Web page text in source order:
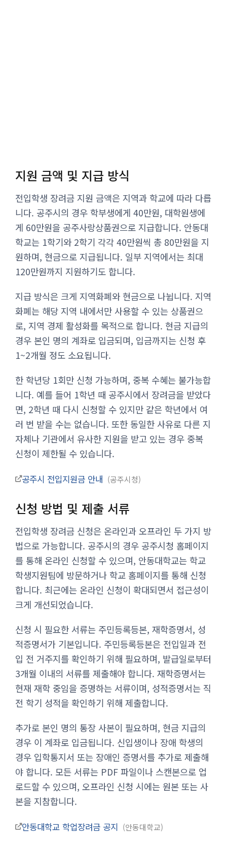
지원 금액 및 지급 방식
전입학생 장려금 지원 금액은 지역과 학교에 따라 다릅
니다. 공주시의 경우 학부생에게 40만원, 대학원생에
게 60만원을 공주사랑상품권으로 지급합니다. 안동대
학교는 1학기와 2학기 각각 40만원씩 총 80만원을 지
원하며, 현금으로 지급됩니다. 일부 지역에서는 최대
120만원까지 지원하기도 합니다.
지급 방식은 크게 지역화폐와 현금으로 나뉩니다. 지역
화폐는 해당 지역 내에서만 사용할 수 있는 상품권으
로, 지역 경제 활성화를 목적으로 합니다. 현금 지급의
경우 본인 명의 계좌로 입금되며, 입금까지는 신청 후
1~2개월 정도 소요됩니다.
한 학년당 1회만 신청 가능하며, 중복 수혜는 불가능합
니다. 예를 들어 1학년 때 공주시에서 장려금을 받았다
면, 2학년 때 다시 신청할 수 있지만 같은 학년에서 여
러 번 받을 수는 없습니다. 또한 동일한 사유로 다른 지
자체나 기관에서 유사한 지원을 받고 있는 경우 중복
신청이 제한될 수 있습니다.
공주시 전입지원금 안내 공주시청
신청 방법 및 제출 서류
전입학생 장려금 신청은 온라인과 오프라인 두 가지 방
법으로 가능합니다. 공주시의 경우 공주시청 홈페이지
를 통해 온라인 신청할 수 있으며, 안동대학교는 학교
학생지원팀에 방문하거나 학교 홈페이지를 통해 신청
합니다. 최근에는 온라인 신청이 확대되면서 접근성이
크게 개선되었습니다.
신청 시 필요한 서류는 주민등록등본, 재학증명서, 성
적증명서가 기본입니다. 주민등록등본은 전입일과 전
입 전 거주지를 확인하기 위해 필요하며, 발급일로부터
3개월 이내의 서류를 제출해야 합니다. 재학증명서는
현재 재학 중임을 증명하는 서류이며, 성적증명서는 직
전 학기 성적을 확인하기 위해 제출합니다.
추가로 본인 명의 통장 사본이 필요하며, 현금 지급의
경우 이 계좌로 입금됩니다. 신입생이나 장애 학생의
경우 입학통지서 또는 장애인 증명서를 추가로 제출해
야 합니다. 모든 서류는 PDF 파일이나 스캔본으로 업
로드할 수 있으며, 오프라인 신청 시에는 원본 또는 사
본을 지참합니다.
안동대학교 학업장려금 공지 안동대학교